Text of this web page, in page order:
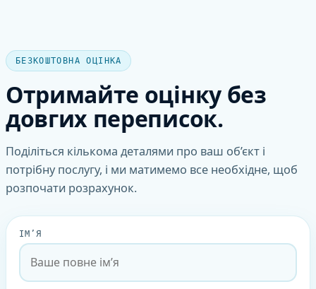
БЕЗКОШТОВНА ОЦІНКА
Отримайте оцінку без
довгих переписок.
Поділіться кількома деталями про ваш об’єкт і
потрібну послугу, і ми матимемо все необхідне, щоб
розпочати розрахунок.
ІМ’Я